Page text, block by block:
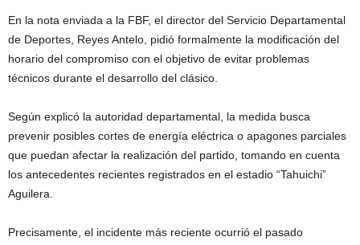
En la nota enviada a la FBF, el director del Servicio Departamental
de Deportes, Reyes Antelo, pidió formalmente la modificación del
horario del compromiso con el objetivo de evitar problemas
técnicos durante el desarrollo del clásico.
Según explicó la autoridad departamental, la medida busca
prevenir posibles cortes de energía eléctrica o apagones parciales
que puedan afectar la realización del partido, tomando en cuenta
los antecedentes recientes registrados en el estadio “Tahuichi”
Aguilera.
Precisamente, el incidente más reciente ocurrió el pasado